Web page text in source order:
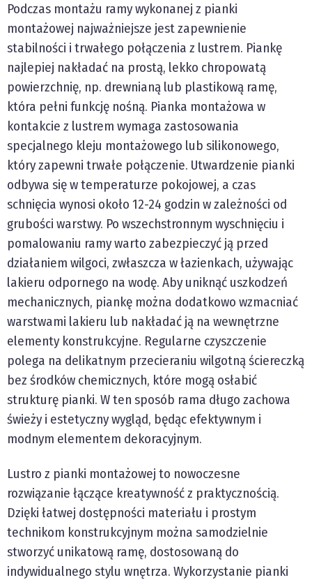
Podczas montażu ramy wykonanej z pianki
montażowej najważniejsze jest zapewnienie
stabilności i trwałego połączenia z lustrem. Piankę
najlepiej nakładać na prostą, lekko chropowatą
powierzchnię, np. drewnianą lub plastikową ramę,
która pełni funkcję nośną. Pianka montażowa w
kontakcie z lustrem wymaga zastosowania
specjalnego kleju montażowego lub silikonowego,
który zapewni trwałe połączenie. Utwardzenie pianki
odbywa się w temperaturze pokojowej, a czas
schnięcia wynosi około 12-24 godzin w zależności od
grubości warstwy. Po wszechstronnym wyschnięciu i
pomalowaniu ramy warto zabezpieczyć ją przed
działaniem wilgoci, zwłaszcza w łazienkach, używając
lakieru odpornego na wodę. Aby uniknąć uszkodzeń
mechanicznych, piankę można dodatkowo wzmacniać
warstwami lakieru lub nakładać ją na wewnętrzne
elementy konstrukcyjne. Regularne czyszczenie
polega na delikatnym przecieraniu wilgotną ściereczką
bez środków chemicznych, które mogą osłabić
strukturę pianki. W ten sposób rama długo zachowa
świeży i estetyczny wygląd, będąc efektywnym i
modnym elementem dekoracyjnym.
Lustro z pianki montażowej to nowoczesne
rozwiązanie łączące kreatywność z praktycznością.
Dzięki łatwej dostępności materiału i prostym
technikom konstrukcyjnym można samodzielnie
stworzyć unikatową ramę, dostosowaną do
indywidualnego stylu wnętrza. Wykorzystanie pianki